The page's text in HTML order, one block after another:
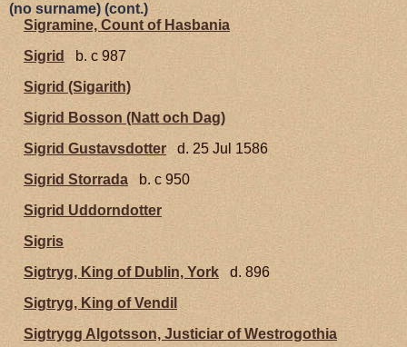
(no surname) (cont.)
Sigramine, Count of Hasbania
Sigrid
b. c 987
Sigrid (Sigarith)
Sigrid Bosson (Natt och Dag)
Sigrid Gustavsdotter
d. 25 Jul 1586
Sigrid Storrada
b. c 950
Sigrid Uddorndotter
Sigris
Sigtryg, King of Dublin, York
d. 896
Sigtryg, King of Vendil
Sigtrygg Algotsson, Justiciar of Westrogothia